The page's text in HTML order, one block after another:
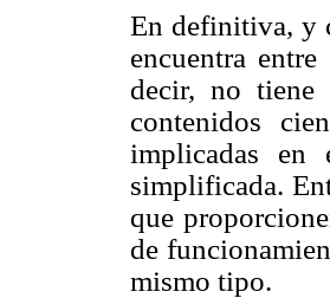
En definitiva, y
encuentra
decir, no tiene
contenidos
implicadas en
simplificada.
que
de
mismo tipo.